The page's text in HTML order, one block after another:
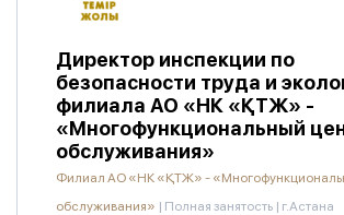
Директор инспекции по
безопасности труда и
филиала АО «НК «ҚТЖ» -
«Многофункциональный
обслуживания»
Филиал АО «НК «ҚТЖ» -
обслуживания» | Полная занятость | г.Астана